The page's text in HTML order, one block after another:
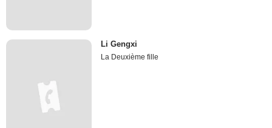
Li Gengxi
La Deuxième fille